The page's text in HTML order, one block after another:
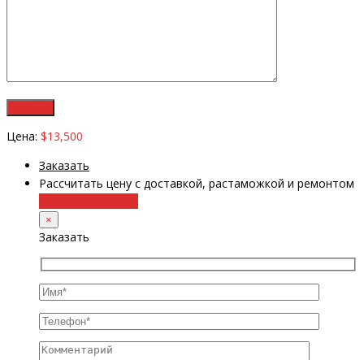
Цена: $13,500
Заказать
Рассчитать цену с доставкой, растаможкой и ремонтом
×
Заказать